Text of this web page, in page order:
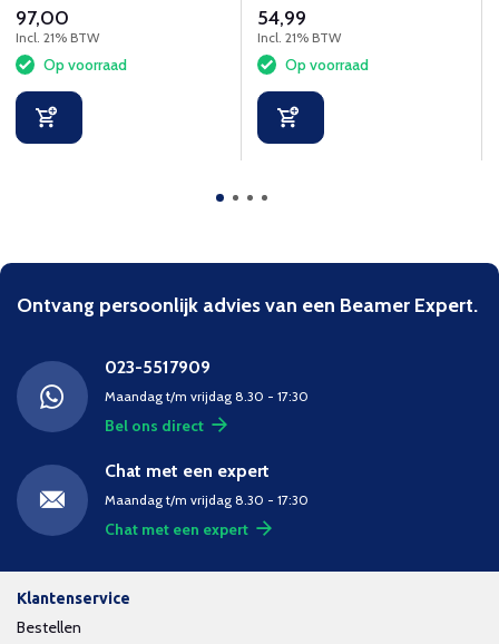
wandsteun voor 43-86"
schermen - Zwart
97,00
Incl. 21% BTW
Op voorraad
ontwerp en magnetisch
montagesysteem.
54,99
Incl. 21% BTW
Op voorraad
Ontvang persoonlijk advies van een Beamer Expert.
023-5517909
Maandag t/m vrijdag 8.30 - 17:30
Bel ons direct
Chat met een expert
Maandag t/m vrijdag 8.30 - 17:30
Chat met een expert
Klantenservice
Bestellen